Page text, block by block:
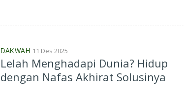
DAKWAH 11 Des 2025
Lelah Menghadapi Dunia? Hidup
dengan Nafas Akhirat Solusinya